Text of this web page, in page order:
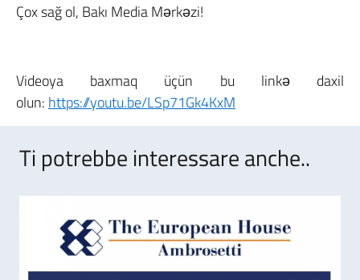
Çox sağ ol, Bakı Media Mərkəzi!
Videoya baxmaq üçün bu linkə daxil
olun: https://youtu.be/LSp71Gk4KxM
Ti potrebbe interessare anche..